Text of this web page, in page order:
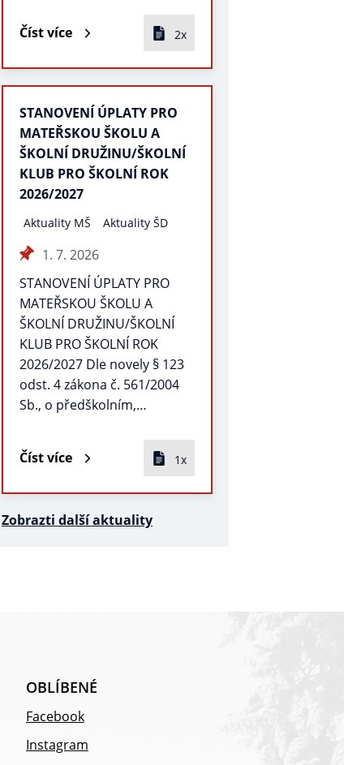
Číst více 2x
STANOVENÍ ÚPLATY PRO
MATEŘSKOU ŠKOLU A
ŠKOLNÍ DRUŽINU/ŠKOLNÍ
KLUB PRO ŠKOLNÍ ROK
2026/2027
Aktuality MŠ Aktuality ŠD
1. 7. 2026
STANOVENÍ ÚPLATY PRO
MATEŘSKOU ŠKOLU A
ŠKOLNÍ DRUŽINU/ŠKOLNÍ
KLUB PRO ŠKOLNÍ ROK
2026/2027 Dle novely § 123
odst. 4 zákona č. 561/2004
Sb., o předškolním,…
Číst více 1x
Zobrazti další aktuality
OBLÍBENÉ
Facebook
Instagram